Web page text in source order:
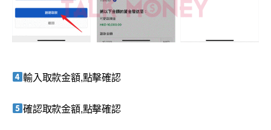
輸入取款金額,點擊確認
確認取款金額,點擊確認